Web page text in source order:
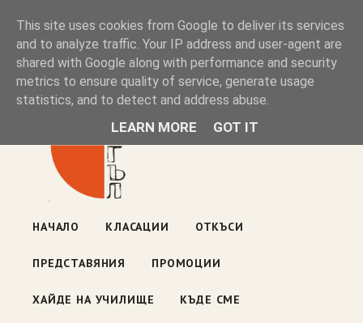
Книжен ъгъл
Блог на книжарницата — класации, откъси, нови книги
ул. „Оборище" 117, София· пон–пет 10:00–19:00 ·
НАЧАЛО КЛАСАЦИИ ОТКЪСИ
ПРЕДСТАВЯНИЯ ПРОМОЦИИ
ХАЙДЕ НА УЧИЛИЩЕ КЪДЕ СМЕ
This site uses cookies from Google to deliver its services
and to analyze traffic. Your IP address and user-agent are
shared with Google along with performance and security
metrics to ensure quality of service, generate usage
statistics, and to detect and address abuse.
LEARN MORE GOT IT